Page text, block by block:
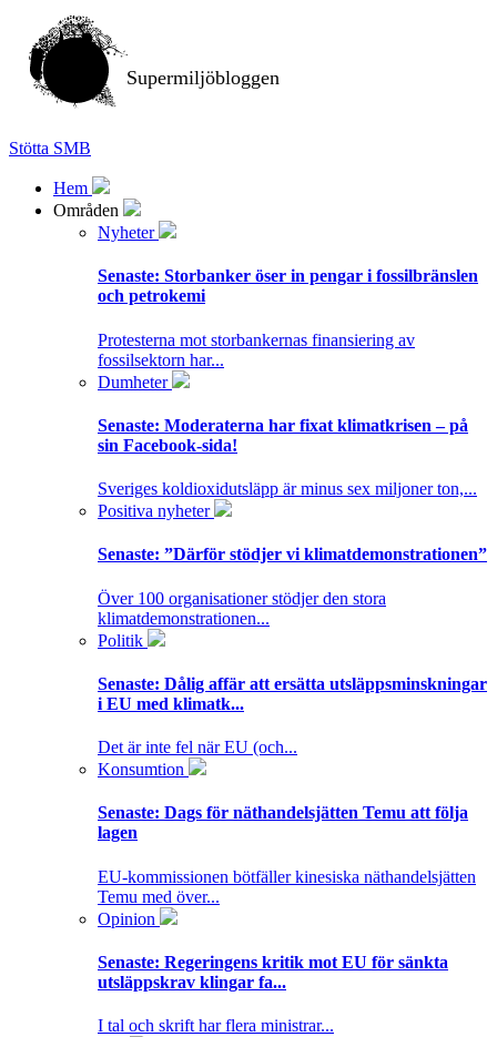
Supermiljöbloggen
Stötta SMB
Hem
Områden
Nyheter
Senaste: Storbanker öser in pengar i fossilbränslen
och petrokemi
Protesterna mot storbankernas finansiering av
fossilsektorn har...
Dumheter
Senaste: Moderaterna har fixat klimatkrisen – på
sin Facebook-sida!
Sveriges koldioxidutsläpp är minus sex miljoner ton,...
Positiva nyheter
Senaste: ”Därför stödjer vi klimatdemonstrationen”
Över 100 organisationer stödjer den stora
klimatdemonstrationen...
Politik
Senaste: Dålig affär att ersätta utsläppsminskningar
i EU med klimatk...
Det är inte fel när EU (och...
Konsumtion
Senaste: Dags för näthandelsjätten Temu att följa
lagen
EU-kommissionen bötfäller kinesiska näthandelsjätten
Temu med över...
Opinion
Senaste: Regeringens kritik mot EU för sänkta
utsläppskrav klingar fa...
I tal och skrift har flera ministrar...